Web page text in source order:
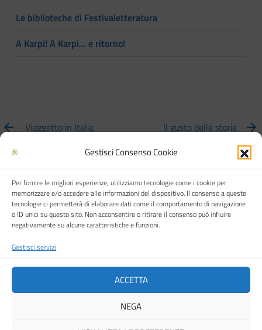
Gestisci Consenso Cookie
Per fornire le migliori esperienze, utilizziamo tecnologie come i cookie per
memorizzare e/o accedere alle informazioni del dispositivo. Il consenso a queste
tecnologie ci permetterà di elaborare dati come il comportamento di navigazione
o ID unici su questo sito. Non acconsentire o ritirare il consenso può influire
negativamente su alcune caratteristiche e funzioni.
Gestisci servizi
ACCETTA
NEGA
Le biblioteche di Festivaletteratura
A Karpi! A Karpi… e ritorno!
Viaggetto in Italia Il gusto delle storie
Biblioteca multimediale "Arturo Loria"
Città di Carpi